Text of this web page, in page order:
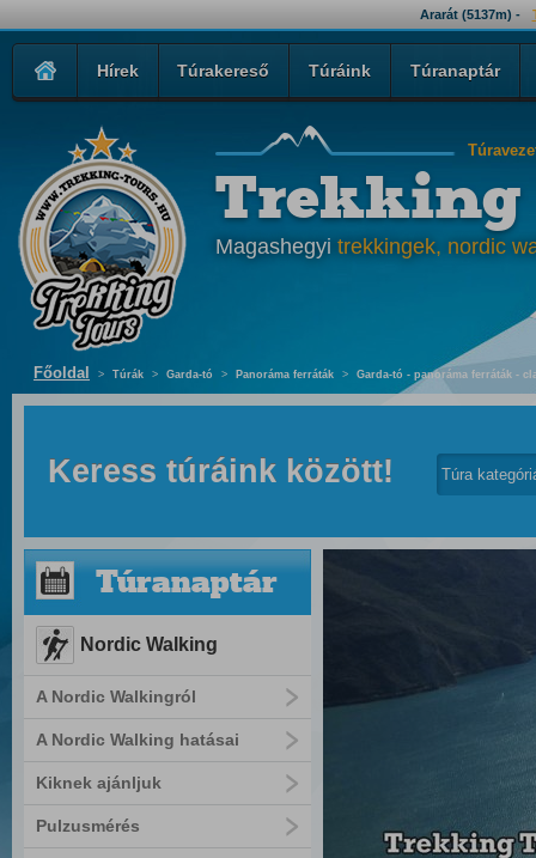
Ararát (5137m) -
Hírek Túrakereső Túráink Túranaptár
Trekking
Magashegyi trekkingek, nordic
Főoldal > Túrák > Garda-tó > Panoráma ferráták > Garda-tó - panoráma ferráták -
Keress túráink között!
Túranaptár
Nordic Walking
A Nordic Walkingról
A Nordic Walking hatásai
Kiknek ajánljuk
Pulzusmérés